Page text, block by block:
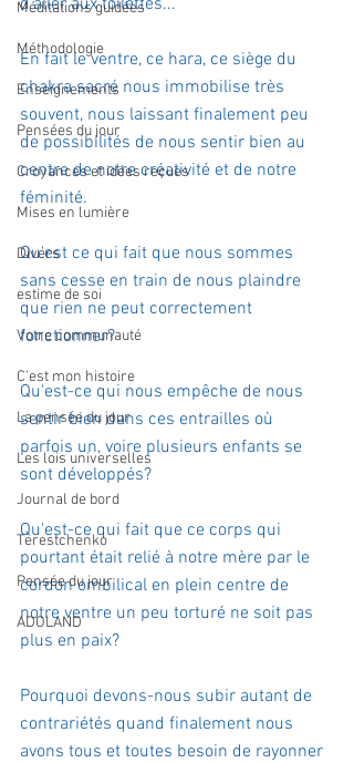
Méditations guidées
Méthodologie
Enseignements
Pensées du jour
Croyances et idées reçues
Mises en lumière
Divers
estime de soi
Votre communauté
C'est mon histoire
La pensée du jour
Les lois universelles
Journal de bord
Terestchenko
Pensée du jour
ADOLAND
d'aller aux toilettes..."
En fait le ventre, ce hara, ce siège du
chakra sacré nous immobilise très
souvent, nous laissant finalement peu
de possibilités de nous sentir bien au
centre de notre créativité et de notre
féminité.
Qu'est ce qui fait que nous sommes
sans cesse en train de nous plaindre
que rien ne peut correctement
fonctionner?
Qu'est-ce qui nous empêche de nous
sentir bien dans ces entrailles où
parfois un, voire plusieurs enfants se
sont développés?
Qu'est-ce qui fait que ce corps qui
pourtant était relié à notre mère par le
cordon ombilical en plein centre de
notre ventre un peu torturé ne soit pas
plus en paix?
Pourquoi devons-nous subir autant de
contrariétés quand finalement nous
avons tous et toutes besoin de rayonner